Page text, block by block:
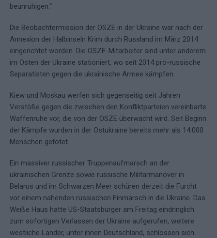
beunruhigen.“
Die Beobachtermission der OSZE in der Ukraine war nach der
Annexion der Halbinseln Krim durch Russland im März 2014
eingerichtet worden. Die OSZE-Mitarbeiter sind unter anderem
im Osten der Ukraine stationiert, wo seit 2014 pro-russische
Separatisten gegen die ukrainische Armee kämpfen.
Kiew und Moskau werfen sich gegenseitig seit Jahren
Verstöße gegen die zwischen den Konfliktparteien vereinbarte
Waffenruhe vor, die von der OSZE überwacht wird. Seit Beginn
der Kämpfe wurden in der Ostukraine bereits mehr als 14.000
Menschen getötet.
Ein massiver russischer Truppenaufmarsch an der
ukrainischen Grenze sowie russische Militärmanöver in
Belarus und im Schwarzen Meer schüren derzeit die Furcht
vor einem nahenden russischen Einmarsch in die Ukraine. Das
Weiße Haus hatte US-Staatsbürger am Freitag eindringlich
zum sofortigen Verlassen der Ukraine aufgerufen, weitere
westliche Länder, unter ihnen Deutschland, schlossen sich